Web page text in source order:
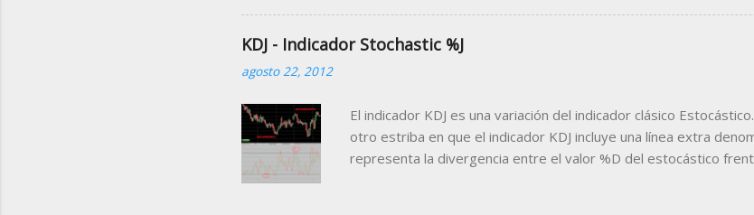
El ejemplo más común de programa cliente compatible con esta
través de las macros de Microsoft, podemos diseñar sencillas
manipular desde la famosa hoja de cálculo datos como precios
siguiente enlace: Ejemplo Descarga H...
KDJ - Indicador Stochastic %J
agosto 22, 2012
El indicador KDJ es una variación del indicador clásico
otro estriba en que el indicador KDJ incluye una línea extra
representa la divergencia entre el valor %D del estocástico
primeras, el valor de %J puede superar estos niveles, llegando